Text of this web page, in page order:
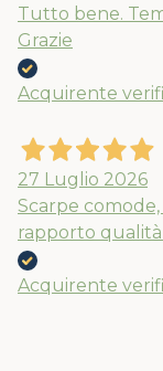
Tutto bene.
Grazie
Acquirente
27 Luglio 2026
Scarpe
rapporto
Acquirente